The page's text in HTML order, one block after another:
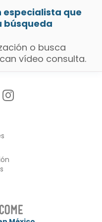
especialista que
búsqueda
o busca
vídeo consulta.